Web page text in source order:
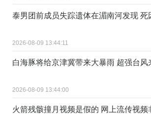
泰男团前成员失踪遗体在湄南河发现 死
2026-08-09 13:44:11
白海豚将给京津冀带来大暴雨 超强台风
2026-08-09 13:44:00
火箭残骸撞月视频是假的 网上流传视频